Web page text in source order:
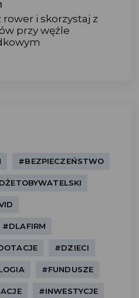
i skorzystaj z
przy węźle
#BEZPIECZEŃSTWO
#DLAFIRM
#DZIECI
#FUNDUSZE
#INWESTYCJE